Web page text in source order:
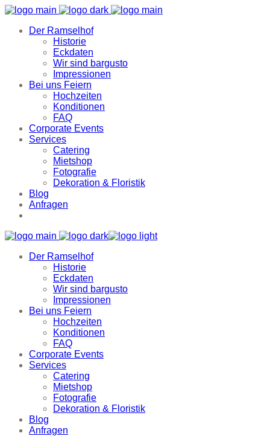
Der Ramselhof
Historie
Eckdaten
Wir sind bargusto
Impressionen
Bei uns Feiern
Hochzeiten
Konditionen
FAQ
Corporate Events
Services
Catering
Mietshop
Fotografie
Dekoration & Floristik
Blog
Anfragen
Der Ramselhof
Historie
Eckdaten
Wir sind bargusto
Impressionen
Bei uns Feiern
Hochzeiten
Konditionen
FAQ
Corporate Events
Services
Catering
Mietshop
Fotografie
Dekoration & Floristik
Blog
Anfragen